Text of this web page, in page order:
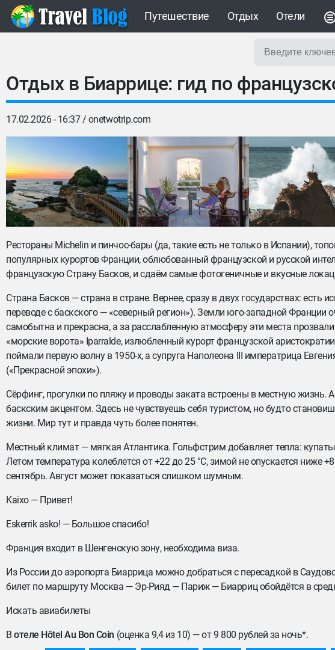
Путешествие Отдых Отели
Отдых в Биаррице: гид по
17.02.2026 - 16:37 / onetwotrip.com
Рестораны Michelin и пинчос-бары (да, такие есть не только в Испании),
популярных курортов Франции, облюбованный французской и русской
французскую Страну Басков, и сдаём самые фотогеничные и вкусные
Страна Басков — страна в стране. Вернее, сразу в двух государствах: есть
переводе с баскского — «северный регион»). Земли юго-западной
самобытна и прекрасна, а за расслабленную атмосферу эти места
«морские ворота» Iparralde, излюбленный курорт французской
поймали первую волну в 1950-х, а супруга Наполеона III императрица
(«Прекрасной эпохи»).
Сёрфинг, прогулки по пляжу и проводы заката встроены в местную жизнь.
баскским акцентом. Здесь не чувствуешь себя туристом, но будто
жизни. Мир тут и правда чуть более понятен.
Местный климат — мягкая Атлантика. Гольфстрим добавляет тепла:
Летом температура колеблется от +22 до 25 °C, зимой не опускается
сентябрь. Август может показаться слишком шумным.
Kaixo — Привет!
Eskerrik asko! — Большое спасибо!
Франция входит в Шенгенскую зону, необходима виза.
Из России до аэропорта Биаррица можно добраться с пересадкой в
билет по маршруту Москва — Эр-Рияд — Париж — Биарриц обойдётся в
Искать авиабилеты
Вотеле Hôtel Au Bon Coin (оценка 9,4 из 10) — от 9 800 рублей за ночь*.